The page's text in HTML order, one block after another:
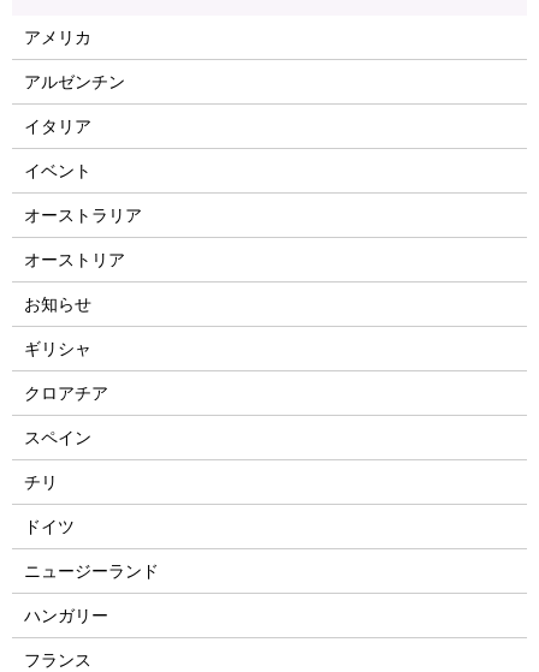
アメリカ
アルゼンチン
イタリア
イベント
オーストラリア
オーストリア
お知らせ
ギリシャ
クロアチア
スペイン
チリ
ドイツ
ニュージーランド
ハンガリー
フランス